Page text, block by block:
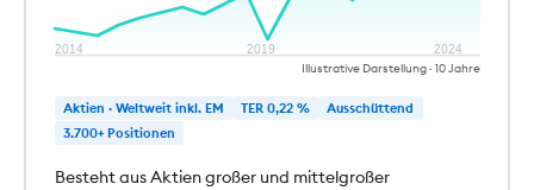
2014 2019 2024
Illustrative Darstellung · 10 Jahre
Aktien · Weltweit inkl. EM TER 0,22 %
Ausschüttend
3.700+ Positionen
Besteht aus Aktien großer und mittelgroßer